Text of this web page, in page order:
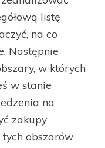
listę
na co
Następnie
w których
w stanie
na
zakupy
obszarów